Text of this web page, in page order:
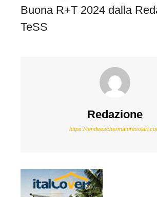
Buona R+T 2024 dalla
TeSS
Redazione
https://